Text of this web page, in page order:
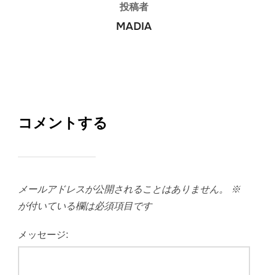
投稿者
MADIA
コメントする
メールアドレスが公開されることはありません。
※
が付いている欄は必須項目です
メッセージ: